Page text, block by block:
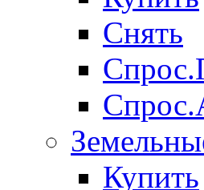
Снять
Купить